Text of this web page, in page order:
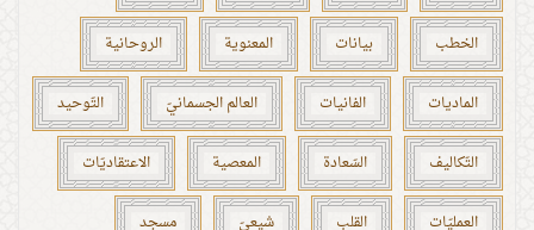
الخطب بيانات المعنوية الروحانية
الماديات الفانيات العالم الجسمانيّ التّوحيد
التّكاليف السّعادة المعصية الاعتقاديّات
العمليّات القلب شيعيّ مسجد